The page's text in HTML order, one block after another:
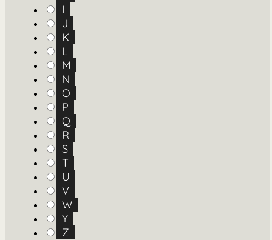
I
J
K
L
M
N
O
P
Q
R
S
T
U
V
W
Y
Z